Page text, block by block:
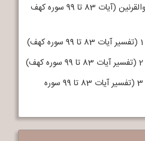
فهرست جلسات کیستی ذوالقرنین (آیات 83 تا 99 سوره کهف
کیستی ذوالقرنین - جلسه 3 (تفسیر آیات 83 تا 99 سوره